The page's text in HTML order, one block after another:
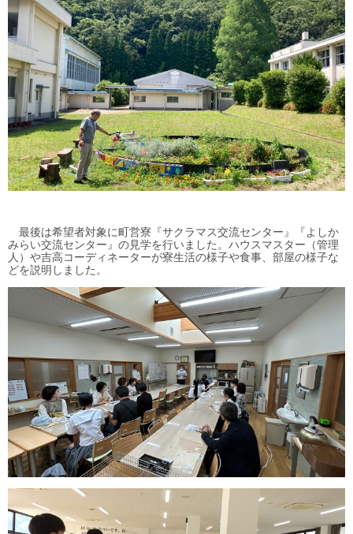
最後は希望者対象に町営寮『サクラマス交流センター』『よしか
みらい交流センター』の見学を行いました。ハウスマスター（管理
人）や吉高コーディネーターが寮生活の様子や食事、部屋の様子な
どを説明しました。